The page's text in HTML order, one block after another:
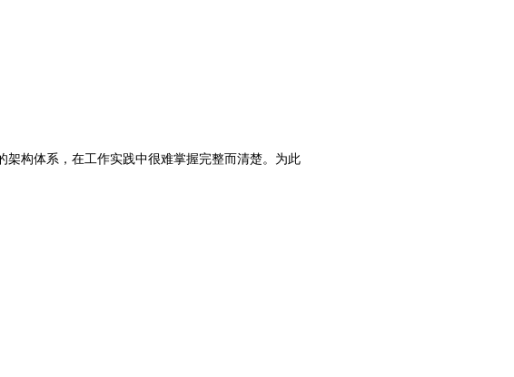
构体系，在工作实践中很难掌握完整而清楚。为此